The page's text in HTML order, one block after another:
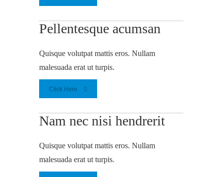
Pellentesque acumsan
Quisque volutpat mattis eros. Nullam
malesuada erat ut turpis.
Click Here
Nam nec nisi hendrerit
Quisque volutpat mattis eros. Nullam
malesuada erat ut turpis.